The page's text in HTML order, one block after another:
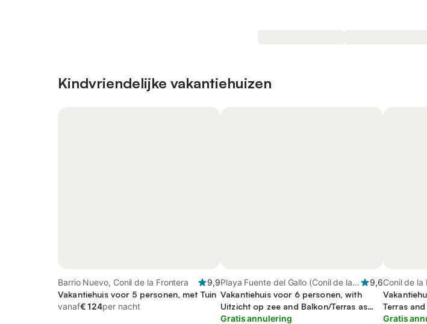
Kindvriendelijke vakantiehuizen
Barrio Nuevo, Conil de la Frontera
9,9
Vakantiehuis voor 5 personen, met Tuin
vanaf€ 124per nacht
Playa Fuente del Gallo (Conil de la
Frontera), Conil de la Frontera
9,6
Vakantiehuis voor 6 personen, with
Uitzicht op zee and Balkon/Terras as
well as Tuin and Zwembad
Gratis annulering
Conil de la
Luz
Terras
Gratis